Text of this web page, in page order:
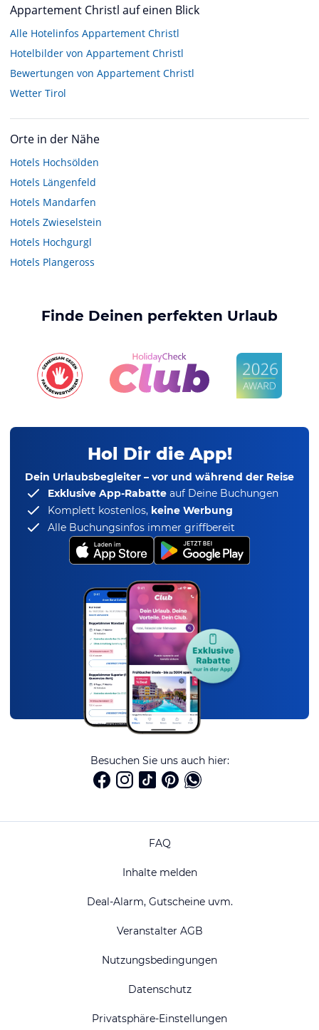
Appartement Christl auf einen Blick
Alle Hotelinfos Appartement Christl
Hotelbilder von Appartement Christl
Bewertungen von Appartement Christl
Wetter Tirol
Orte in der Nähe
Hotels Hochsölden
Hotels Längenfeld
Hotels Mandarfen
Hotels Zwieselstein
Hotels Hochgurgl
Hotels Plangeross
Finde Deinen perfekten Urlaub
Hol Dir die App!
Dein Urlaubsbegleiter – vor und während der Reise
Exklusive App-Rabatte auf Deine Buchungen
Komplett kostenlos, keine Werbung
Alle Buchungsinfos immer griffbereit
Besuchen Sie uns auch hier:
FAQ
Inhalte melden
Deal-Alarm, Gutscheine uvm.
Veranstalter AGB
Nutzungsbedingungen
Datenschutz
Privatsphäre-Einstellungen